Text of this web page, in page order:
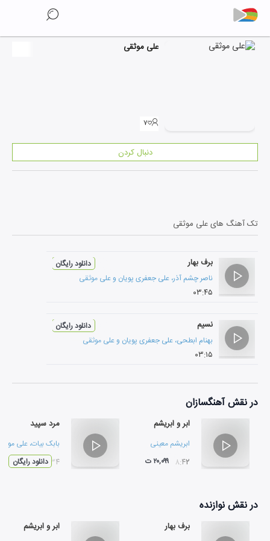
علی موثقی
۷
دنبال کردن
تک آهنگ هایعلی موثقی
برف بهار
ناصر چشم آذر، علی جعفری پویان و علی موثقی
۰۳:۴۵
دانلود رایگان
نسیم
بهنام ابطحی، علی جعفری پویان و علی موثقی
۰۳:۱۵
دانلود رایگان
در نقشآهنگسازان
ابر و ابریشم
ابریشم معینی
۰۸:۴۲ ۲۰,۰۹۹ ت
مرد سپید
بابک بیات، علی
۰۵:۳۴دانلود رایگان
در نقشنوازنده
برف بهار ابر و ابریشم